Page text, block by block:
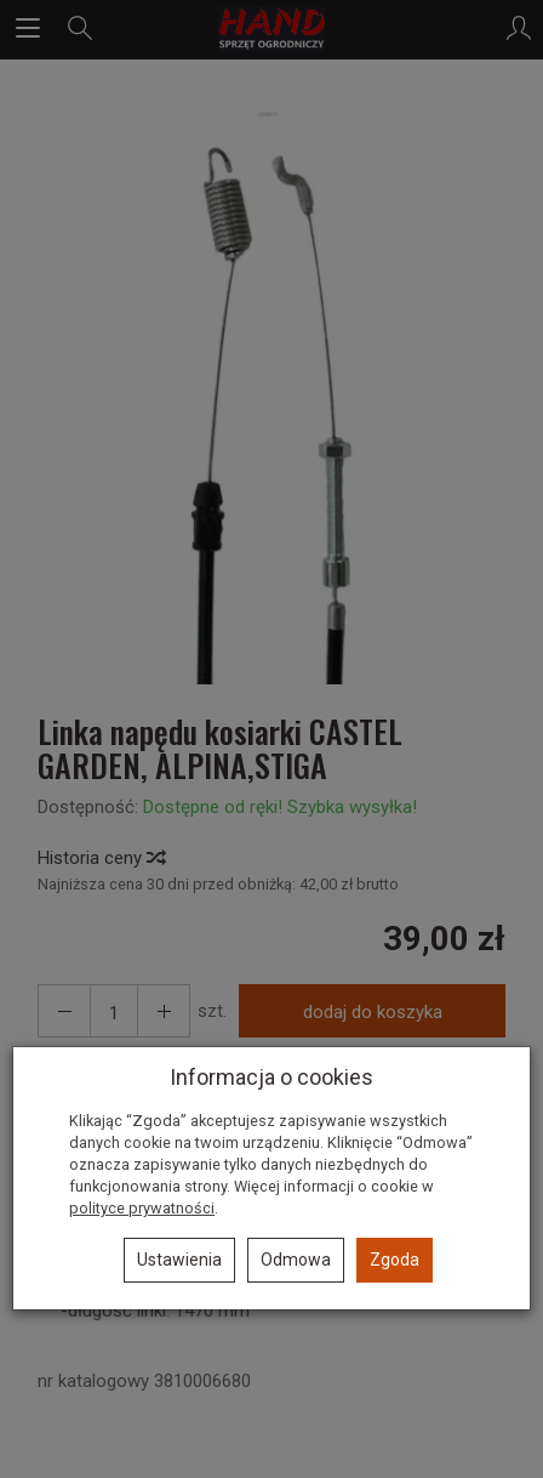
Linka napędu kosiarki CASTEL
GARDEN, ALPINA,STIGA
Dostępność: Dostępne od ręki! Szybka wysyłka!
Historia ceny
Najniższa cena 30 dni przed obniżką: 42,00 zł brutto
39,00 zł
szt. dodaj do koszyka
Linka napędu kosiarki CASTEL
GARDEN, ALPINA,STIGA
Wymiary:
Linka hamulca
-długość pancerza: 1165 mm
-długość linki: 1470 mm
nr katalogowy 3810006680
Informacja o cookies
Klikając “Zgoda” akceptujesz zapisywanie wszystkich
danych cookie na twoim urządzeniu. Kliknięcie “Odmowa”
oznacza zapisywanie tylko danych niezbędnych do
funkcjonowania strony. Więcej informacji o cookie w
polityce prywatności.
Ustawienia Odmowa Zgoda